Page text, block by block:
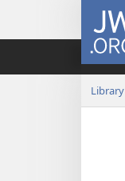
JW.ORG
Library